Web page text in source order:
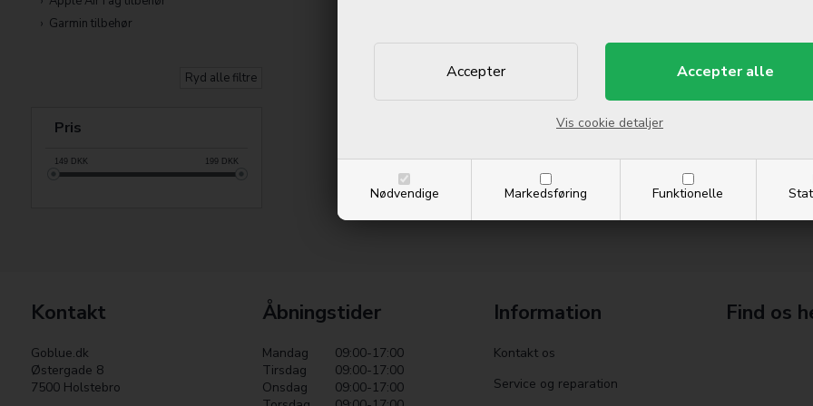
Nødvendige Markedsføring Funktionelle
Vis cookie detaljer
Garmin tilbehør
Ryd alle filtre
Pris
149DKK 199DKK
Kontakt
Goblue.dk
Østergade 8
7500 Holstebro
Åbningstider
Mandag
09:00-17:00
Tirsdag
09:00-17:00
Onsdag
09:00-17:00
Information
Kontakt os
Service og reparation
Find os